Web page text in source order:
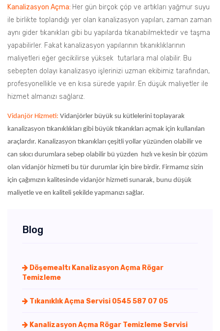
Kanalizasyon Açma: Her gün birçok çöp ve artıkları yağmur suyu
ile birlikte toplandığı yer olan kanalizasyon yapıları, zaman zaman
aynı gider tıkanıkları gibi bu yapılarda tıkanabilmektedir ve taşma
yapabilirler. Fakat kanalizasyon yapılarının tıkanıklıklarının
maliyetleri eğer gecikilirse yüksek tutarlara mal olabilir. Bu
sebepten dolayı kanalizasyo işlerinizi uzman ekibimiz tarafından,
profesyonellikle ve en kısa sürede yapılır. En düşük maliyetler ile
hizmet almanızı sağlarız.
Vidanjör Hizmeti: Vidanjörler büyük su kütlelerini toplayarak
kanalizasyon tıkanıklıkları gibi büyük tıkanıkları açmak için kullanılan
araçlardır. Kanalizasyon tıkanıkları çeşitli yollar yüzünden olabilir ve
can sıkıcı durumlara sebep olabilir bü yüzden hızlı ve kesin bir çözüm
olan vidanjör hizmeti bu tür durumlar için bire birdir. Firmamız sizin
için çağımızın kalitesinde vidanjör hizmeti sunarak, bunu düşük
maliyetle ve en kaliteli şekilde yapmanızı sağlar.
Blog
Döşemealtı Kanalizasyon Açma Rögar
Temizleme
Tıkanıklık Açma Servisi 0545 587 07 05
Kanalizasyon Açma Rögar Temizleme Servisi